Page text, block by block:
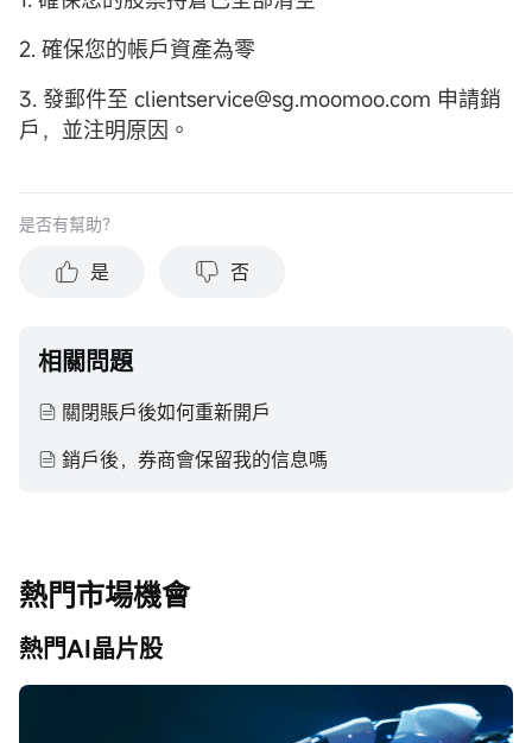
2. 確保您的帳戶資產為零
3. 發郵件至 clientservice@sg.moomoo.com 申請銷
戶，並注明原因。
是否有幫助？
是 否
相關問題
關閉賬戶後如何重新開戶
銷戶後，券商會保留我的信息嗎
熱門市場機會
熱門AI晶片股